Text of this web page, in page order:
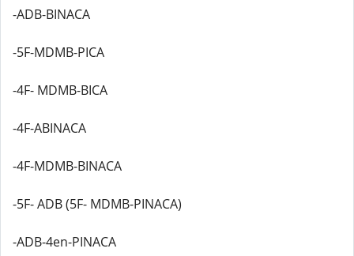
-ADB-BINACA
-5F-MDMB-PICA
-4F- MDMB-BICA
-4F-ABINACA
-4F-MDMB-BINACA
-5F- ADB (5F- MDMB-PINACA)
-ADB-4en-PINACA